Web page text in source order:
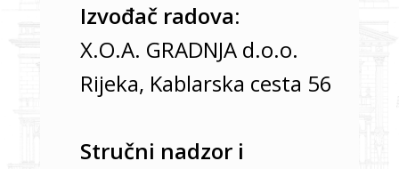
Izvođač radova:
X.O.A. GRADNJA d.o.o.
Rijeka, Kablarska cesta 56
Stručni nadzor i